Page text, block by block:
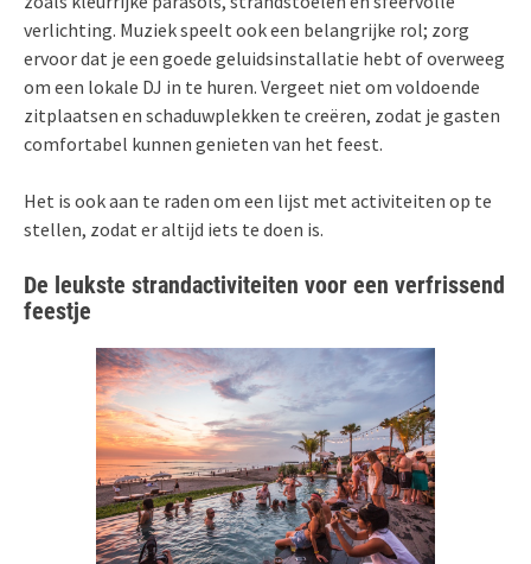
verlichting. Muziek speelt ook een belangrijke rol; zorg
ervoor dat je een goede geluidsinstallatie hebt of overweeg
om een lokale DJ in te huren. Vergeet niet om voldoende
zitplaatsen en schaduwplekken te creëren, zodat je gasten
comfortabel kunnen genieten van het feest.
Het is ook aan te raden om een lijst met activiteiten op te
stellen, zodat er altijd iets te doen is.
De leukste strandactiviteiten voor een verfrissend
feestje